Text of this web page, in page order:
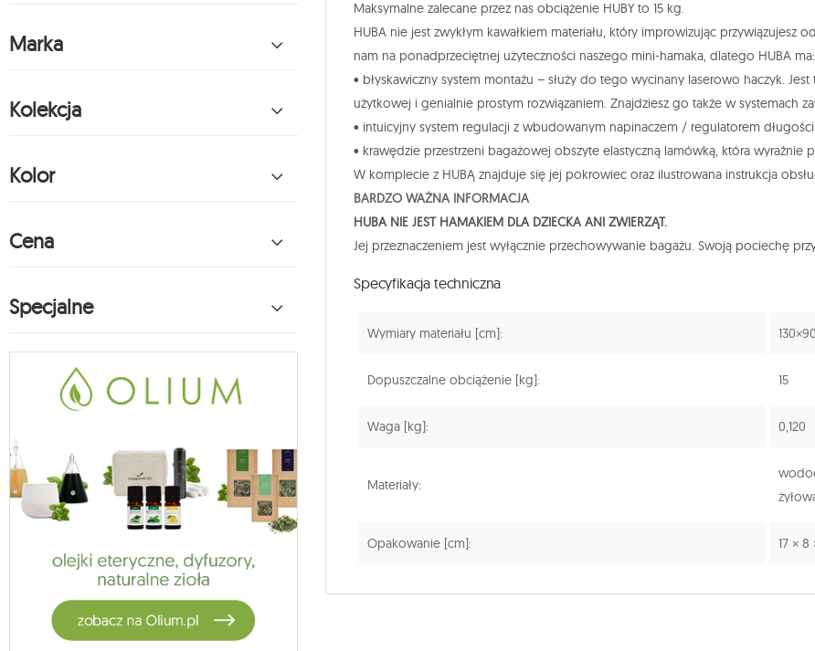
Marka
Kolekcja
Kolor
Cena
Specjalne
Maksymalne zalecane przez nas obciążenie HUBY to 15 kg.
HUBA nie jest zwykłym kawałkiem materiału, który improwizując
nam na ponadprzeciętnej użyteczności naszego mini-hamaka, dlatego HUBA ma:
• błyskawiczny system montażu – służy do tego wycinany laserowo haczyk.
użytkowej i genialnie prostym rozwiązaniem. Znajdziesz go także w systemach
• intuicyjny system regulacji z wbudowanym napinaczem / regulatorem
• krawędzie przestrzeni bagażowej obszyte elastyczną lamówką, która wyraźnie
W komplecie z HUBĄ znajduje się jej pokrowiec oraz ilustrowana instrukcja
BARDZO WAŻNA INFORMACJA
HUBA NIE JEST HAMAKIEM DLA DZIECKA ANI ZWIERZĄT.
Jej przeznaczeniem jest wyłącznie przechowywanie bagażu. Swoją pociechę
Specyfikacja techniczna
Wymiary materiału [cm]: 130×90
Dopuszczalne obciążenie [kg]: 15
Waga [kg]: 0,120
Materiały:
Opakowanie [cm]: 17 × 8